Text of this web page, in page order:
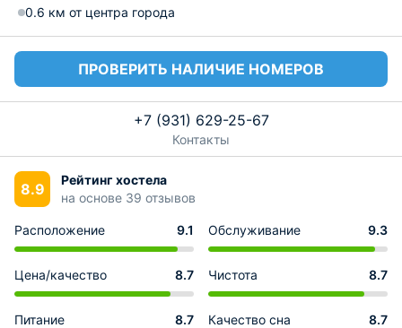
0.6 км от центра города
ПРОВЕРИТЬ НАЛИЧИЕ НОМЕРОВ
+7 (931) 629-25-67
Контакты
8.9
Рейтинг хостела
на основе 39 отзывов
Расположение 9.1 Обслуживание 9.3
Цена/качество 8.7 Чистота 8.7
Питание 8.7 Качество сна 8.7